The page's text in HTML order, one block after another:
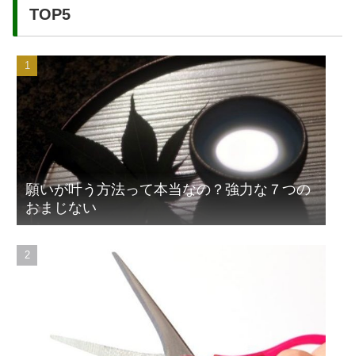
TOP5
願いが叶う方法って本当なの？強力な７つの
おまじない